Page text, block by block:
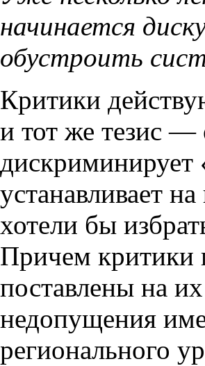
начинается
обустроить
Критики
и тот же тезис —
дискриминирует
устанавливает
хотели бы
Причем критики
поставлены на
недопущения
регионального